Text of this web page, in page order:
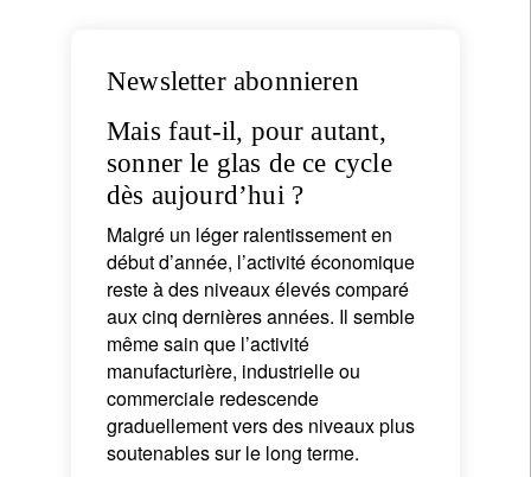
Newsletter abonnieren
Mais faut-il, pour autant,
sonner le glas de ce cycle
dès aujourd’hui ?
Malgré un léger ralentissement en
début d’année, l’activité économique
reste à des niveaux élevés comparé
aux cinq dernières années. Il semble
même sain que l’activité
manufacturière, industrielle ou
commerciale redescende
graduellement vers des niveaux plus
soutenables sur le long terme.
Newsletter abonnieren
Mais faut-il, pour autant, sonner le
glas de ce cycle dès aujourd’hui ?